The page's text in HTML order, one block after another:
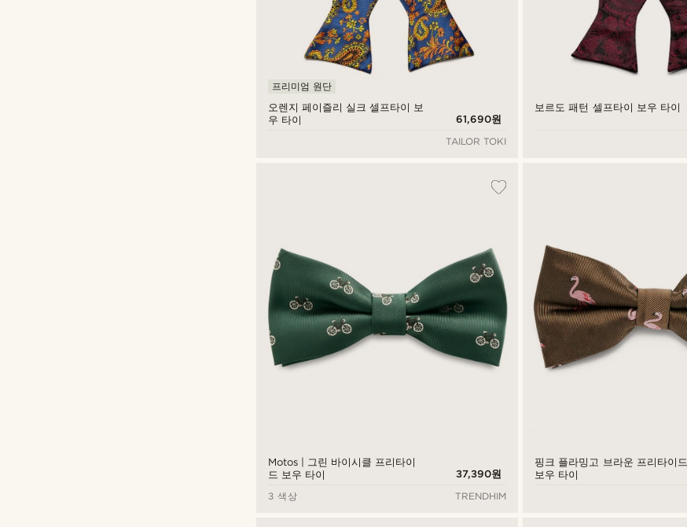
오렌지 페이즐리 실크 셀프타이 보
우 타이
프리미엄 원단
61,690원
TAILOR TOKI
보르도 패턴 셀프타이 보우 타이
Motos | 그린 바이시클 프리타이
드 보우 타이
37,390원
3 색상
TRENDHIM
핑크 플라밍고 브라운 프리타이드
보우 타이